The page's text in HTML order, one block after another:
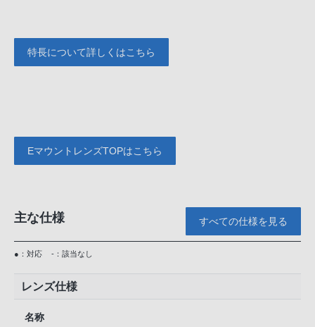
特長について詳しくはこちら
EマウントレンズTOPはこちら
主な仕様 すべての仕様を見る
●：対応 -：該当なし
レンズ仕様
名称